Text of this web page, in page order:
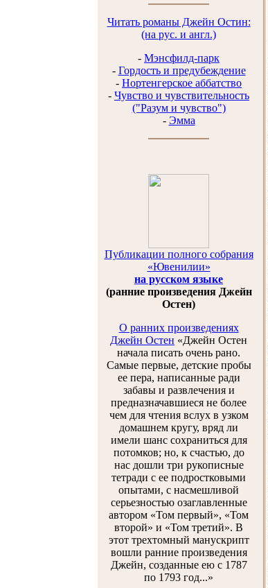
Читать романы Джейн Остин:
(на рус. и англ.)
- Мэнсфилд-парк
- Гордость и предубеждение
- Нортенгерское аббатство
- Чувство и чувствительность
("Разум и чувство")
- Эмма
Публикации полного собрания
«Ювенилии»
на русском языке
(ранние произведения Джейн
Остен)
О ранних произведениях
Джейн Остен «Джейн Остен
начала писать очень рано.
Самые первые, детские пробы
ее пера, написанные ради
забавы и развлечения и
предназначавшиеся не более
чем для чтения вслух в узком
домашнем кругу, вряд ли
имели шанс сохраниться для
потомков; но, к счастью, до
нас дошли три рукописные
тетради с ее подростковыми
опытами, с насмешливой
серьезностью озаглавленные
автором «Том первый», «Том
второй» и «Том третий». В
этот трехтомный манускрипт
вошли ранние произведения
Джейн, созданные ею с 1787
по 1793 год...»